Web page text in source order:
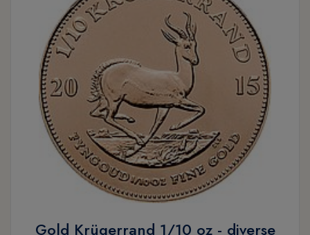
Gold Krügerrand 1/10 oz - diverse